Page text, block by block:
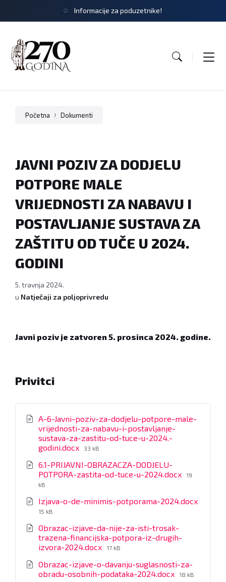
Informacije za poduzetnike!
Početna Dokumenti
JAVNI POZIV ZA DODJELU
POTPORE MALE
VRIJEDNOSTI ZA NABAVU I
POSTAVLJANJE SUSTAVA ZA
ZAŠTITU OD TUČE U 2024.
GODINI
5. travnja 2024.
u Natječaji za poljoprivredu
Javni poziv je zatvoren 5. prosinca 2024. godine.
Privitci
A-6-Javni-poziv-za-dodjelu-potpore-male-
vrijednosti-za-nabavu-i-postavljanje-
sustava-za-zastitu-od-tuce-u-2024.-
godini.docx File
33 kB
6.1-PRIJAVNI-OBRAZACZA-DODJELU-
POTPORA-zastita-od-tuce-u-2024.docx File
19
kB
Izjava-o-de-minimis-potporama-2024.docx
File
15 kB
Obrazac-izjave-da-nije-za-isti-trosak-
trazena-financijska-potpora-iz-drugih-
izvora-2024.docx File
17 kB
Obrazac-izjave-o-davanju-suglasnosti-za-
obradu-osobnih-podataka-2024.docx File
18 kB